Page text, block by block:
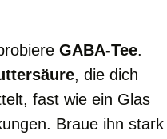
GABA-Tee.
, die dich
fast wie ein Glas
Braue ihn stark